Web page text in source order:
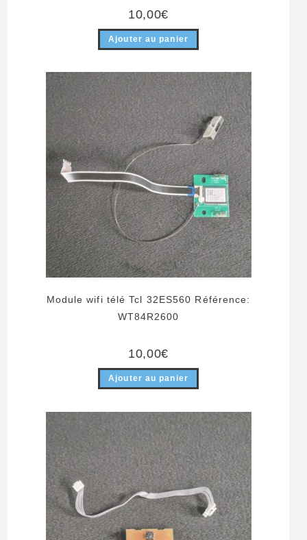
10,00€
Ajouter au panier
Module wifi télé Tcl 32ES560 Référence:
WT84R2600
10,00€
Ajouter au panier